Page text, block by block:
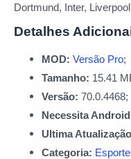
Dortmund, Inter,
Detalhes
MOD: Versão Pro;
Tamanho: 15.41
Versão: 70.0.4468;
Necessita
Ultima
Categoria: